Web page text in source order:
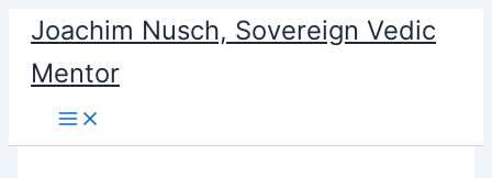
content
Joachim Nusch, Sovereign Vedic
Mentor